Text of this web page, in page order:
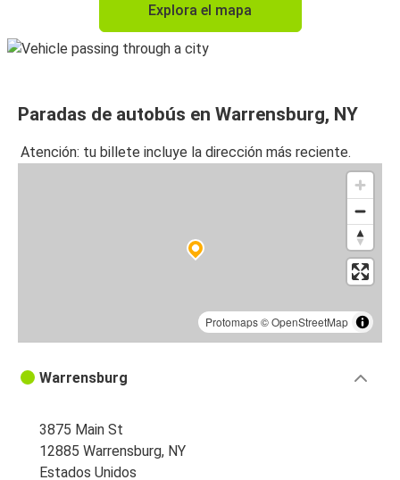
Explora el mapa
Paradas de autobús en Warrensburg, NY
Atención: tu billete incluye la dirección más reciente.
Protomaps©OpenStreetMap
Warrensburg
3875 Main St
12885 Warrensburg, NY
Estados Unidos